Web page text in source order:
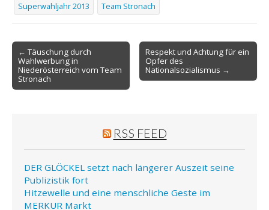
Superwahljahr 2013
Team Stronach
Post
navigation
← Täuschung durch
Wahlwerbung in
Niederösterreich vom Team
Stronach
Respekt und Achtung für ein
Opfer des
Nationalsozialismus →
RSS FEED
DER GLÖCKEL setzt nach längerer Auszeit seine
Publizistik fort
Hitzewelle und eine menschliche Geste im
MERKUR Markt